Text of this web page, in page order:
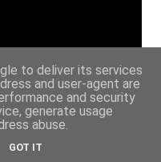
★ Sapete il mio
mi è piaciuto
la sua crescita, il suo
cresce piano piano.
Unravel me ,
to deliver its services
and user-agent are
and security
generate usage
abuse.
GOT IT